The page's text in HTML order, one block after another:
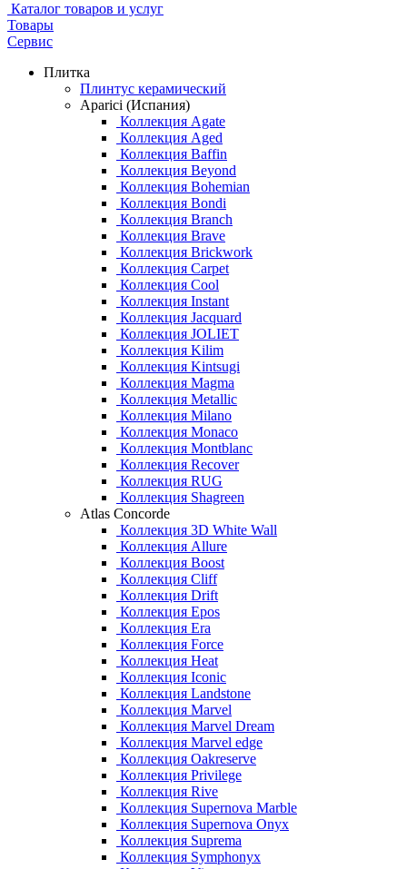
Каталог товаров и услуг
Товары
Сервис
Плитка
Плинтус керамический
Aparici (Испания)
Коллекция Agate
Коллекция Aged
Коллекция Baffin
Коллекция Beyond
Коллекция Bohemian
Коллекция Bondi
Коллекция Branch
Коллекция Brave
Коллекция Brickwork
Коллекция Carpet
Коллекция Cool
Коллекция Instant
Коллекция Jacquard
Коллекция JOLIET
Коллекция Kilim
Коллекция Kintsugi
Коллекция Magma
Коллекция Metallic
Коллекция Milano
Коллекция Monaco
Коллекция Montblanc
Коллекция Recover
Коллекция RUG
Коллекция Shagreen
Atlas Concorde
Коллекция 3D White Wall
Коллекция Allure
Коллекция Boost
Коллекция Cliff
Коллекция Drift
Коллекция Epos
Коллекция Era
Коллекция Force
Коллекция Heat
Коллекция Iconic
Коллекция Landstone
Коллекция Marvel
Коллекция Marvel Dream
Коллекция Marvel edge
Коллекция Oakreserve
Коллекция Privilege
Коллекция Rive
Коллекция Supernova Marble
Коллекция Supernova Onyx
Коллекция Suprema
Коллекция Symphonyx